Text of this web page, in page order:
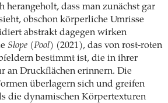
herangeholt, dass man zunächst gar
obschon körperliche Umrisse
abstrakt dagegen wirken
Slope (Pool) (2021), das von rost-roten
bestimmt ist, die in ihrer
an Druckflächen erinnern. Die
überlagern sich und greifen
die dynamischen Körpertexturen